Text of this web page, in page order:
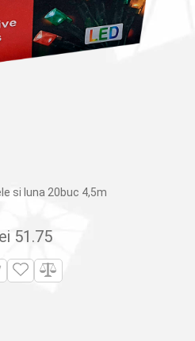
si luna 20buc 4,5m
51.75